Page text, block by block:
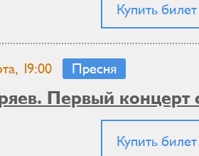
Купить билет
19:00 Пресня
Первый концерт
Купить билет